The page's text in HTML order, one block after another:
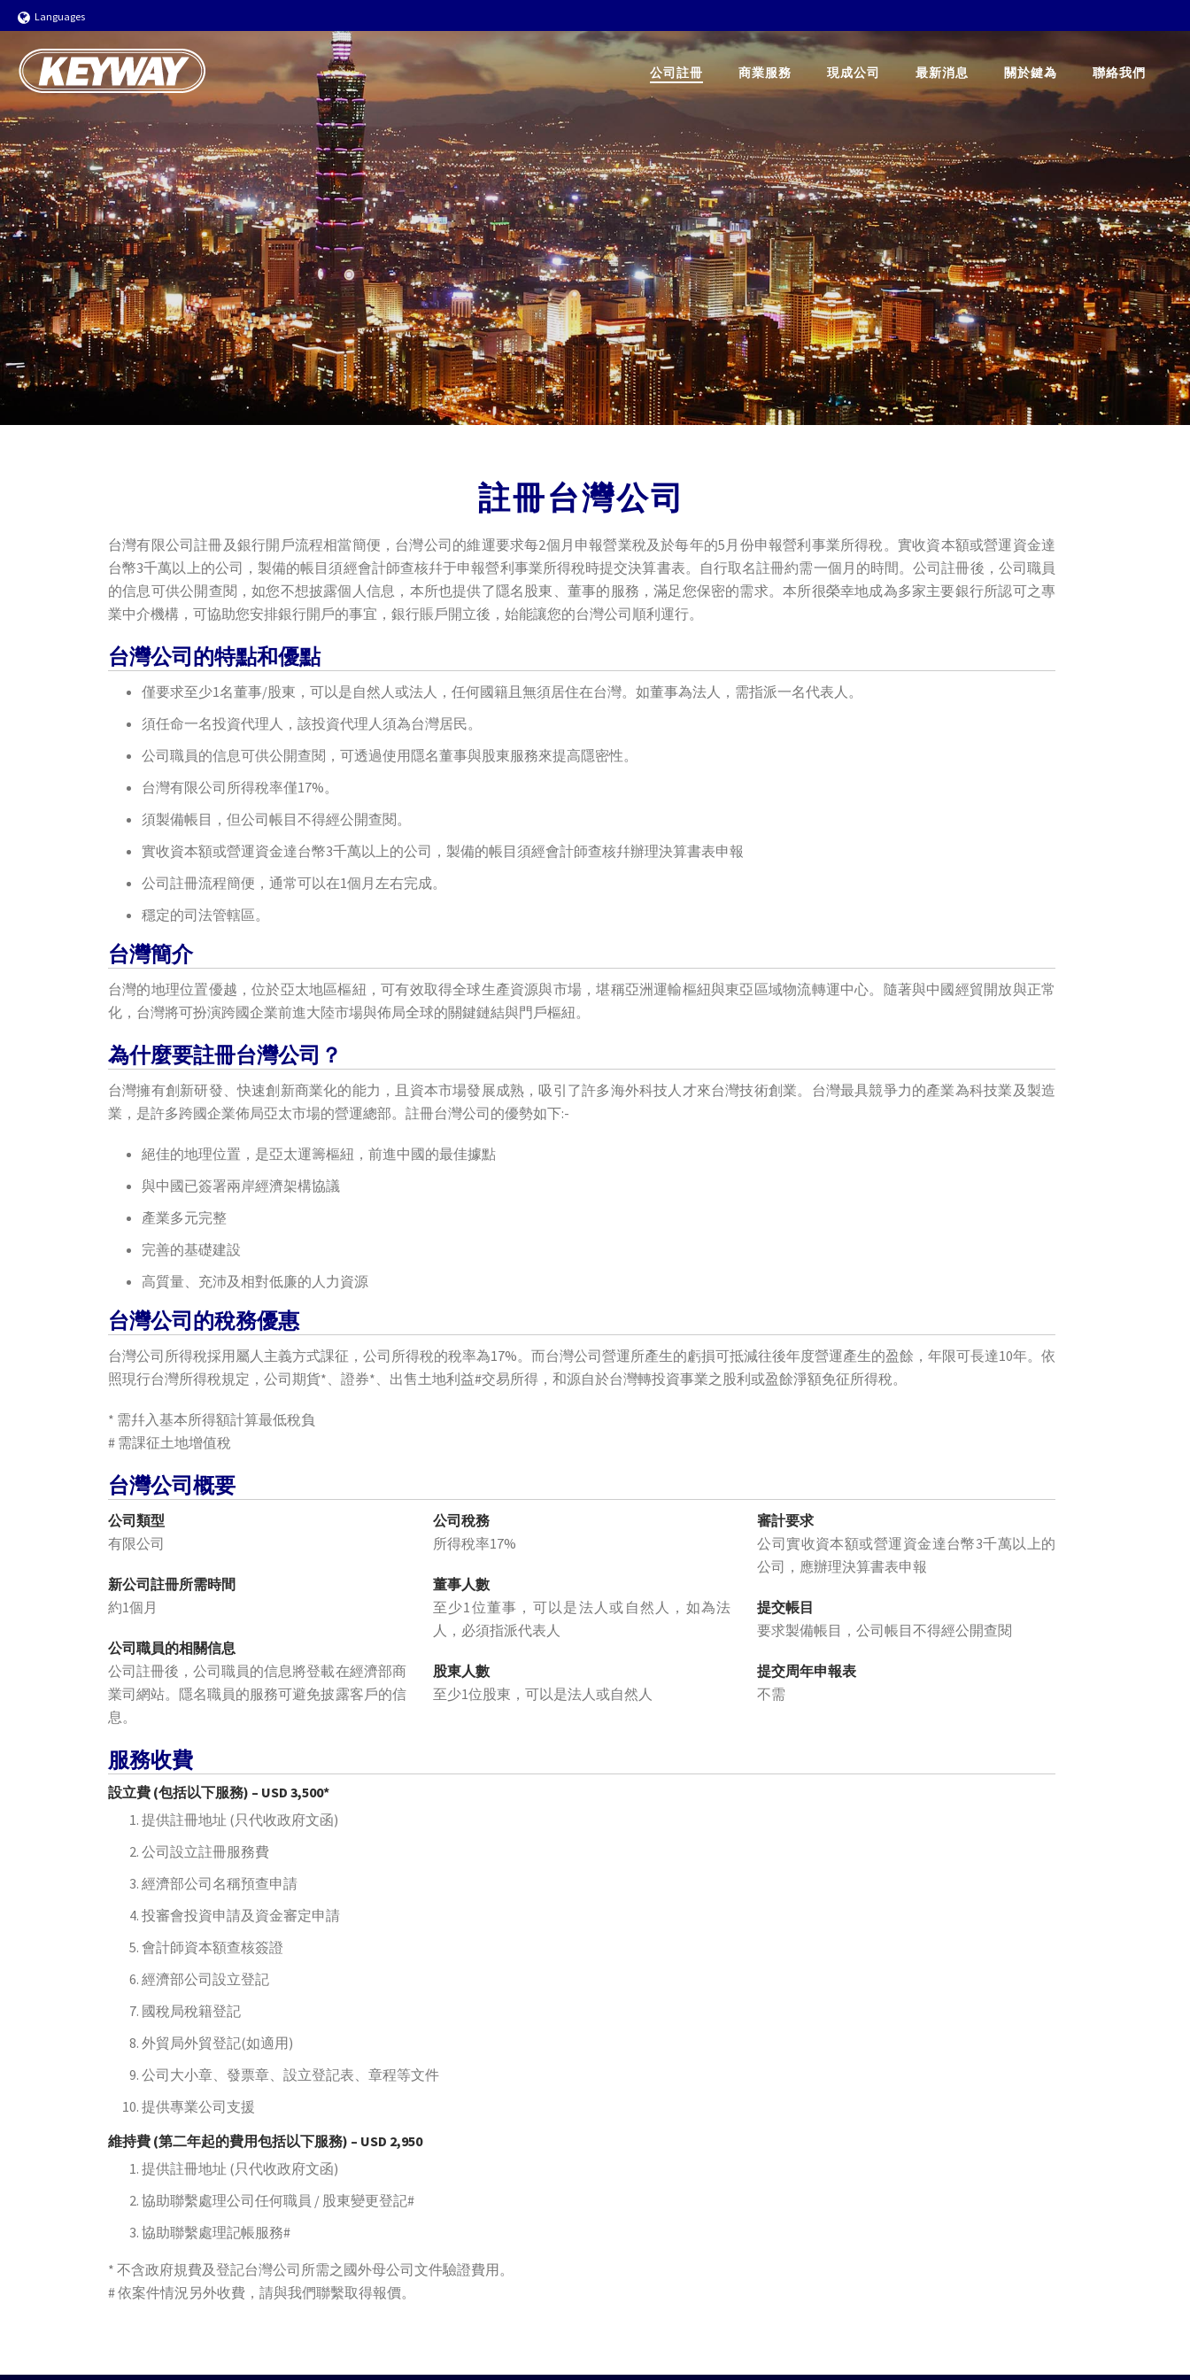
Languages
公司註冊 商業服務 現成公司 最新消息 關於鍵為 聯絡我們
註冊台灣公司
台灣有限公司註冊及銀行開戶流程相當簡便，台灣公司的維運要求每2個月申報營業稅及於每年的5月份申報營利事業所得稅。實收資本額或營運資金達
台幣3千萬以上的公司，製備的帳目須經會計師查核幷于申報營利事業所得稅時提交決算書表。自行取名註冊約需一個月的時間。公司註冊後，公司職員
的信息可供公開查閱，如您不想披露個人信息，本所也提供了隱名股東、董事的服務，滿足您保密的需求。本所很榮幸地成為多家主要銀行所認可之專
業中介機構，可協助您安排銀行開戶的事宜，銀行賬戶開立後，始能讓您的台灣公司順利運行。
台灣公司的特點和優點
僅要求至少1名董事/股東，可以是自然人或法人，任何國籍且無須居住在台灣。如董事為法人，需指派一名代表人。
須任命一名投資代理人，該投資代理人須為台灣居民。
公司職員的信息可供公開查閱，可透過使用隱名董事與股東服務來提高隱密性。
台灣有限公司所得稅率僅17%。
須製備帳目，但公司帳目不得經公開查閱。
實收資本額或營運資金達台幣3千萬以上的公司，製備的帳目須經會計師查核幷辦理決算書表申報
公司註冊流程簡便，通常可以在1個月左右完成。
穩定的司法管轄區。
台灣簡介
台灣的地理位置優越，位於亞太地區樞紐，可有效取得全球生產資源與市場，堪稱亞洲運輸樞紐與東亞區域物流轉運中心。隨著與中國經貿開放與正常
化，台灣將可扮演跨國企業前進大陸市場與佈局全球的關鍵鏈結與門戶樞紐。
為什麼要註冊台灣公司？
台灣擁有創新研發、快速創新商業化的能力，且資本市場發展成熟，吸引了許多海外科技人才來台灣技術創業。台灣最具競爭力的產業為科技業及製造
業，是許多跨國企業佈局亞太市場的營運總部。註冊台灣公司的優勢如下:-
絕佳的地理位置，是亞太運籌樞紐，前進中國的最佳據點
與中國已簽署兩岸經濟架構協議
產業多元完整
完善的基礎建設
高質量、充沛及相對低廉的人力資源
台灣公司的稅務優惠
台灣公司所得稅採用屬人主義方式課征，公司所得稅的稅率為17%。而台灣公司營運所產生的虧損可抵減往後年度營運產生的盈餘，年限可長達10年。依
照現行台灣所得稅規定，公司期貨*、證券*、出售土地利益#交易所得，和源自於台灣轉投資事業之股利或盈餘淨額免征所得稅。
* 需幷入基本所得額計算最低稅負
# 需課征土地增值稅
台灣公司概要
公司類型
有限公司
新公司註冊所需時間
約1個月
公司職員的相關信息
公司註冊後，公司職員的信息將登載在經濟部商
業司網站。隱名職員的服務可避免披露客戶的信
息。
公司稅務
所得稅率17%
董事人數
至少1位董事，可以是法人或自然人，如為法
人，必須指派代表人
股東人數
至少1位股東，可以是法人或自然人
審計要求
公司實收資本額或營運資金達台幣3千萬以上的
公司，應辦理決算書表申報
提交帳目
要求製備帳目，公司帳目不得經公開查閱
提交周年申報表
不需
服務收費
設立費 (包括以下服務) – USD 3,500*
提供註冊地址 (只代收政府文函)
公司設立註冊服務費
經濟部公司名稱預查申請
投審會投資申請及資金審定申請
會計師資本額查核簽證
經濟部公司設立登記
國稅局稅籍登記
外貿局外貿登記(如適用)
公司大小章、發票章、設立登記表、章程等文件
提供專業公司支援
維持費 (第二年起的費用包括以下服務) – USD 2,950
提供註冊地址 (只代收政府文函)
協助聯繫處理公司任何職員 / 股東變更登記#
協助聯繫處理記帳服務#
* 不含政府規費及登記台灣公司所需之國外母公司文件驗證費用。
# 依案件情況另外收費，請與我們聯繫取得報價。